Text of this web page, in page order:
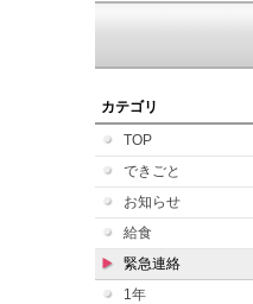
カテゴリ
TOP
できごと
お知らせ
給食
緊急連絡
1年